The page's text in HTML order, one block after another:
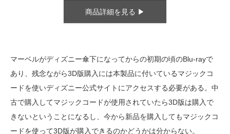
商品詳細を見る ▶
マーベルがディズニー傘下になってからの初期の頃のBlu-rayで
あり、残念ながら3D版購入には本製品に付いているマジックコ
ードを使いディズニー公式サイトにアクセスする必要がある。中
古で購入してマジックコードが使用されていたら3D版は購入で
きないということになるし、今から新品を購入してもマジックコ
ードを使って3D版が購入できるのかどうかは分からない。